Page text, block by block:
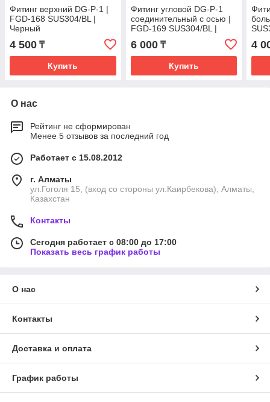
Фитинг верхний DG-P-1 |
FGD-168 SUS304/BL |
Черный
4 500 ₸
Купить
Фитинг угловой DG-P-1
соединительный с осью |
FGD-169 SUS304/BL |
Черный
6 000₸
Купить
4
О нас
Рейтинг не сформирован
Менее 5 отзывов за последний год
Работает с 15.08.2012
г. Алматы
ул.Гоголя 15, (вход со стороны ул.Каирбекова), Алматы,
Казахстан
Контакты
Сегодня работает с 08:00 до 17:00
Показать весь график работы
О нас
Контакты
Доставка и оплата
График работы